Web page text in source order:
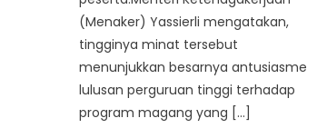
(Menaker) Yassierli mengatakan,
tingginya minat tersebut
menunjukkan besarnya antusiasme
lulusan perguruan tinggi terhadap
program magang yang […]